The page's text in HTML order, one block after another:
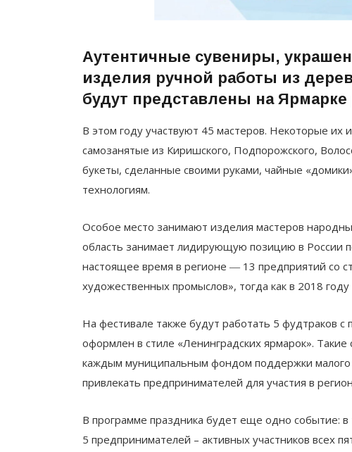
Аутентичные сувениры,
изделия ручной работы из
будут представлены на Ярмарке
В этом году участвуют 45 мастеров. Некоторые их
самозанятые из Киришского, Подпорожского,
букеты, сделанные своими руками, чайные
технологиям.
Особое место занимают изделия мастеров
область занимает лидирующую позицию в России
настоящее время в регионе ― 13 предприятий со
художественных промыслов», тогда как в 2018 году
На фестивале также будут работать 5 фудтраков
оформлен в стиле «Ленинградских ярмарок».
каждым муниципальным фондом поддержки малого
привлекать предпринимателей для участия в
В программе праздника будет еще одно событие:
5 предпринимателей – активных участников всех